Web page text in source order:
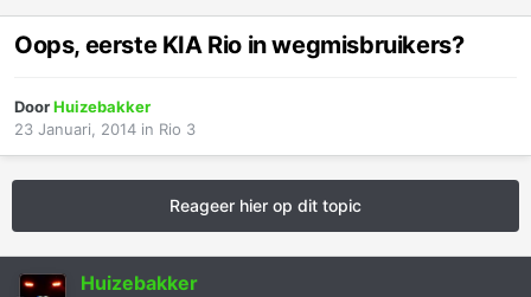
Oops, eerste KIA Rio in wegmisbruikers?
DoorHuizebakker
23 Januari, 2014 in Rio 3
Reageer hier op dit topic
Huizebakker